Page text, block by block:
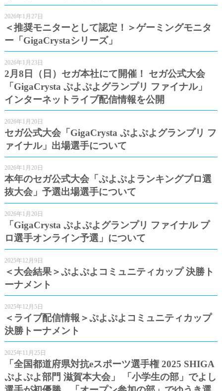
2026年1月27日
＜推奨モニターとして認定！＞ゲーミングモニタ
ー「GigaCrystaシリーズ」
2026年1月23日
2月8日（日）セガ本社にて開催！ セガ公式大会
「GigaCrysta ぷよぷよグランプリ ファイナル」
インターネットライブ配信情報を公開
2026年1月20日
セガ公式大会「GigaCrysta ぷよぷよグランプリ フ
ァイナル」出場選手について
2026年1月20日
本年のセガ公式大会「ぷよぷよランキングプロ選
抜大会」予選出場選手について
2026年1月20日
「GigaCrysta ぷよぷよグランプリ ファイナル プ
ロ選手オンライン予選」について
2025年12月9日
＜大会結果＞ぷよぷよコミュニティカップ 決勝ト
ーナメント
2025年12月5日
＜ライブ配信情報＞ぷよぷよコミュニティカップ
決勝トーナメント
2025年11月25日
「全国都道府県対抗eスポーツ選手権 2025 SHIGA
ぷよぷよ部門 滋賀本大会」 「小学生の部」でよし